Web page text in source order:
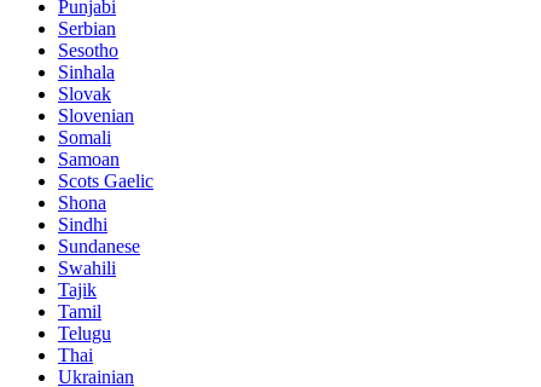
Punjabi
Serbian
Sesotho
Sinhala
Slovak
Slovenian
Somali
Samoan
Scots Gaelic
Shona
Sindhi
Sundanese
Swahili
Tajik
Tamil
Telugu
Thai
Ukrainian